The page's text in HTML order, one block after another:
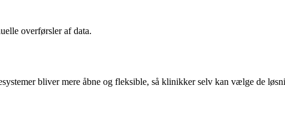
overførsler af data.
bliver mere åbne og fleksible, så klinikker selv kan vælge de